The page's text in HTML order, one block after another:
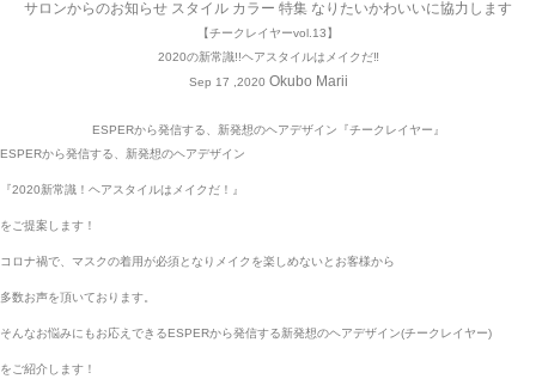
サロンからのお知らせ スタイル カラー 特集 なりたいかわいいに協力します
【チークレイヤーvol.13】
2020の新常識!!ヘアスタイルはメイクだ‼︎
Sep 17 ,2020 Okubo Marii
ESPERから発信する、新発想のヘアデザイン『チークレイヤー』
ESPERから発信する、新発想のヘアデザイン
『2020新常識！ヘアスタイルはメイクだ！』
をご提案します！
コロナ禍で、マスクの着用が必須となりメイクを楽しめないとお客様から
多数お声を頂いております。
そんなお悩みにもお応えできるESPERから発信する新発想のヘアデザイン(チークレイヤー)
をご紹介します！